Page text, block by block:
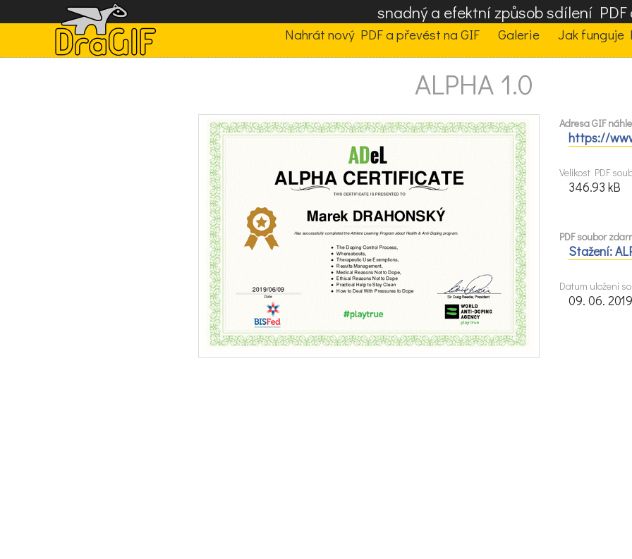
snadný a efektní způsob sdílení PDF
Nahrát nový PDF a převést na GIF Galerie Jak funguje
ALPHA 1.0
Adresa GIF
https://
Velikost PDF
346.93 kB
PDF soubor
Stažení:
Datum uložení
09. 06. 2019